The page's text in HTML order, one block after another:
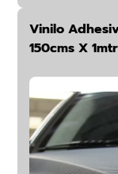
Vinilo
150cms X